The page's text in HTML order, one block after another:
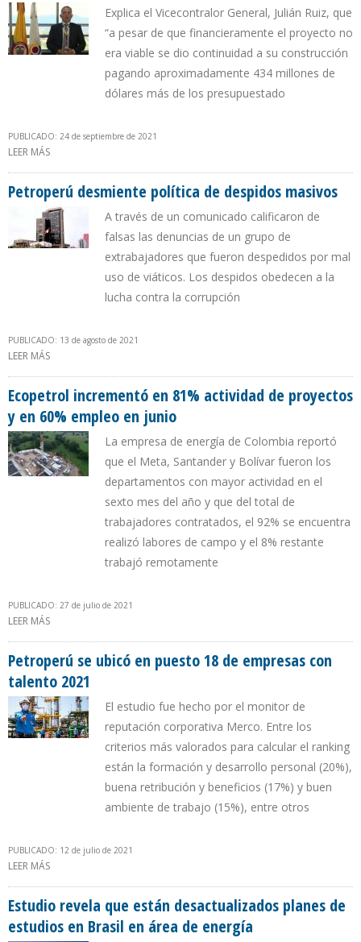
Explica el Vicecontralor General, Julián Ruiz, que
“a pesar de que financieramente el proyecto no
era viable se dio continuidad a su construcción
pagando aproximadamente 434 millones de
dólares más de los presupuestado
PUBLICADO: 24 de septiembre de 2021
LEER MÁS
Petroperú desmiente política de despidos masivos
A través de un comunicado calificaron de
falsas las denuncias de un grupo de
extrabajadores que fueron despedidos por mal
uso de viáticos. Los despidos obedecen a la
lucha contra la corrupción
PUBLICADO: 13 de agosto de 2021
LEER MÁS
Ecopetrol incrementó en 81% actividad de proyectos
y en 60% empleo en junio
La empresa de energía de Colombia reportó
que el Meta, Santander y Bolívar fueron los
departamentos con mayor actividad en el
sexto mes del año y que del total de
trabajadores contratados, el 92% se encuentra
realizó labores de campo y el 8% restante
trabajó remotamente
PUBLICADO: 27 de julio de 2021
LEER MÁS
Petroperú se ubicó en puesto 18 de empresas con
talento 2021
El estudio fue hecho por el monitor de
reputación corporativa Merco. Entre los
criterios más valorados para calcular el ranking
están la formación y desarrollo personal (20%),
buena retribución y beneficios (17%) y buen
ambiente de trabajo (15%), entre otros
PUBLICADO: 12 de julio de 2021
LEER MÁS
Estudio revela que están desactualizados planes de
estudios en Brasil en área de energía